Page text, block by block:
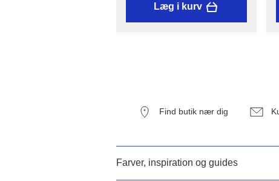
Læg i kurv
Find butik nær dig
Farver, inspiration og guides